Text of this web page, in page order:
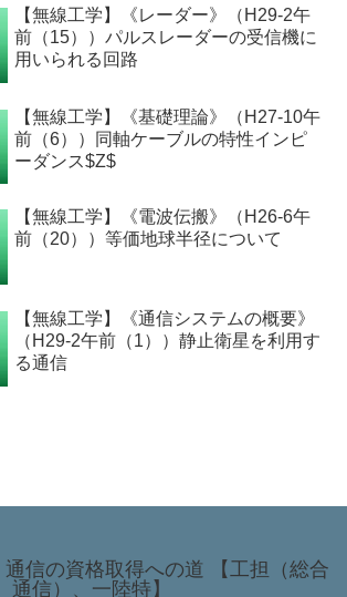
【無線工学】《レーダー》（H29-2午
前（15））パルスレーダーの受信機に
用いられる回路
【無線工学】《基礎理論》（H27-10午
前（6））同軸ケーブルの特性インピ
ーダンス$Z$
【無線工学】《電波伝搬》（H26-6午
前（20））等価地球半径について
【無線工学】《通信システムの概要》
（H29-2午前（1））静止衛星を利用す
る通信
通信の資格取得への道 【工担（総合
通信）、一陸特】